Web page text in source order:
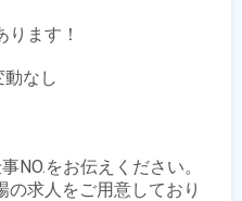
ります！
なし
NO.をお伝えください。
求人をご用意しており